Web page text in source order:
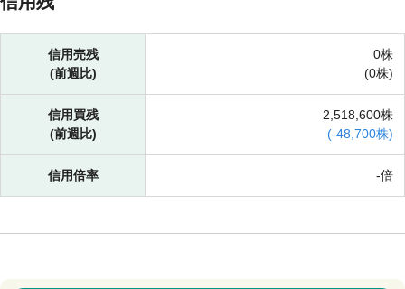
信用売残
(前週比)
0株
(0株)
信用買残
(前週比)
2,518,600株
(-48,700株)
信用倍率 -倍